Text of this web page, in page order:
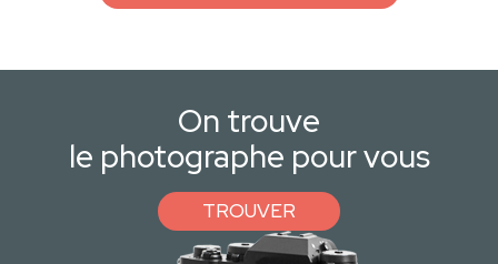
On trouve
le photographe pour vous
TROUVER